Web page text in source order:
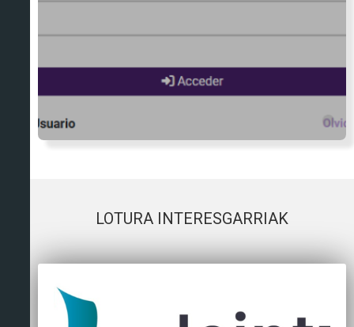
LOTURA INTERESGARRIAK